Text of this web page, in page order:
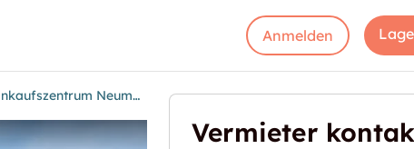
Anmelden
Grosszügige Lagerfläche im pulsierenden Einkaufszentrum Neumarkt
Vermieter